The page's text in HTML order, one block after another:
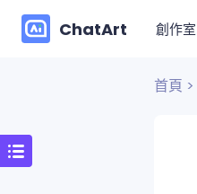
ChatArt 創作室
首頁 >